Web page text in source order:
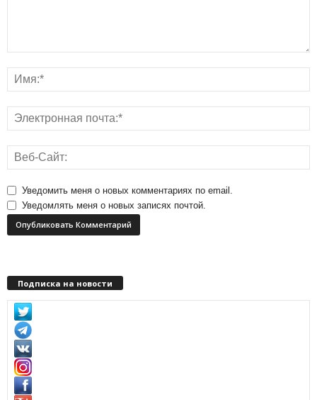
Уведомить меня о новых комментариях по email.
Уведомлять меня о новых записях почтой.
Подписка на новости